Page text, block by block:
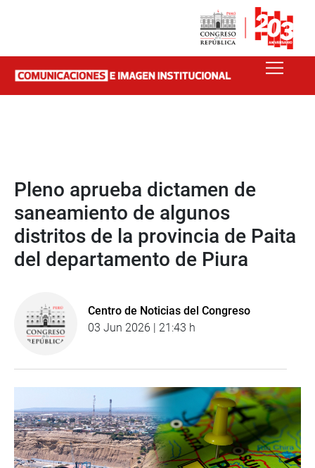
Pleno aprueba dictamen de
saneamiento de algunos
distritos de la provincia de Paita
del departamento de Piura
Centro de Noticias del Congreso
03 Jun 2026 | 21:43 h